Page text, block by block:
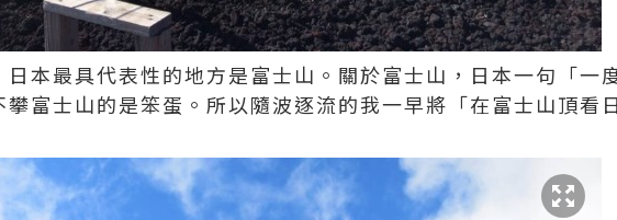
日本最具代表性的地方是富士山。關於富士山，日本一句「一
攀富士山的是笨蛋。所以隨波逐流的我一早將「在富士山頂看